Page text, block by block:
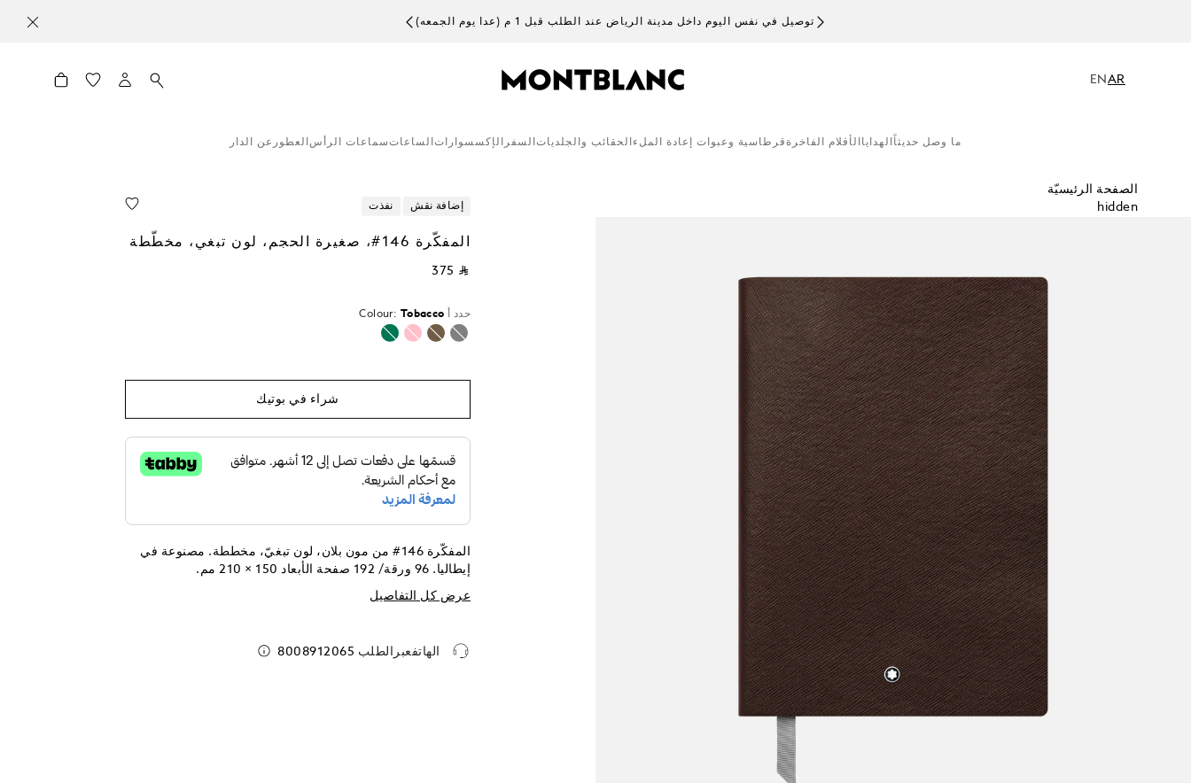
توصيل في نفس اليوم داخل مدينة الرياض عند الطلب قبل 1 م (عدا يوم الجمعه)
AR
EN
ما وصل حديثاً الهدايا الأقلام الفاخرة قرطاسية وعبوات إعادة الملء الحقائب والجلديات السفر الإكسسوارات الساعاتسماعات الرأس العطور عن الدار
الصفحة الرئيسيّة
hidden
إضافة نقش نفذت
المفكّرة ‎#146، صغيرة الحجم، لون تبغي، مخطّطة
⃁ 375
حدد أ Colour: Tobacco
محدد
شراء في بوتيك
المفكّرة ‎#146 من مون بلان، لون تبغيّ، مخططة. مصنوعة في
إيطاليا. 96 ورقة/ 192 صفحة الأبعاد 150 × 210 مم.
عرض كل التفاصيل
الهاتفعبرالطلب 8008912065